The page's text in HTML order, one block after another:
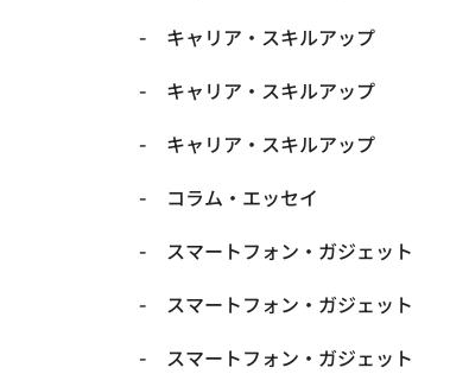
キャリア・スキルアップ
キャリア・スキルアップ
キャリア・スキルアップ
コラム・エッセイ
スマートフォン・ガジェット
スマートフォン・ガジェット
スマートフォン・ガジェット